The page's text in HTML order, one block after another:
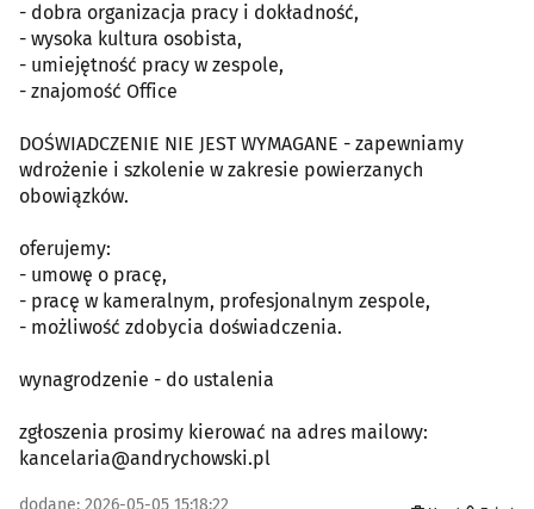
- dobra organizacja pracy i dokładność,
- wysoka kultura osobista,
- umiejętność pracy w zespole,
- znajomość Office
DOŚWIADCZENIE NIE JEST WYMAGANE - zapewniamy
wdrożenie i szkolenie w zakresie powierzanych
obowiązków.
oferujemy:
- umowę o pracę,
- pracę w kameralnym, profesjonalnym zespole,
- możliwość zdobycia doświadczenia.
wynagrodzenie - do ustalenia
zgłoszenia prosimy kierować na adres mailowy:
kancelaria@andrychowski.pl